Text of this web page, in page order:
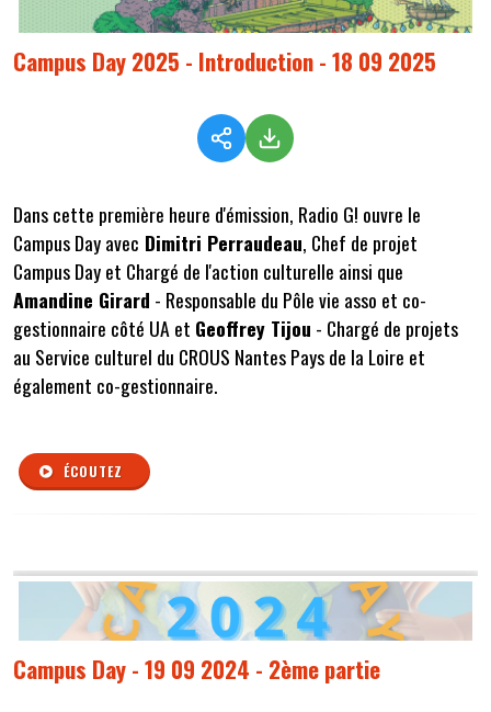
Campus Day 2025 - Introduction - 18 09 2025
Dans cette première heure d'émission, Radio G! ouvre le
Campus Day avec Dimitri Perraudeau, Chef de projet
Campus Day et Chargé de l'action culturelle ainsi que
Amandine Girard - Responsable du Pôle vie asso et co-
gestionnaire côté UA et Geoffrey Tijou - Chargé de projets
au Service culturel du CROUS Nantes Pays de la Loire et
également co-gestionnaire.
ÉCOUTEZ
Campus Day - 19 09 2024 - 2ème partie